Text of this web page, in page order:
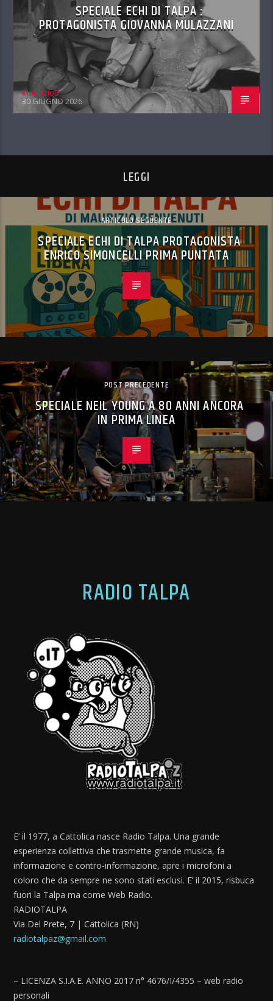
SPECIALE ECHI DI TALPA :
PROTAGONISTA GIOVANNA MULAZZANI
MaurizioB
30 GIUGNO 2026
LEGGI
ARTICOLO SEGUENTE
SPECIALE ECHI DI TALPA PROTAGONISTA
ENRICO SIMONCELLI PRIMA PUNTATA
POST PRECEDENTE
SPECIALE NEIL YOUNG A 80 ANNI ANCORA
IN PRIMA LINEA
RADIO TALPA
E’ il 1977, a Cattolica nasce Radio Talpa. Una grande
esperienza collettiva che trasmette grande musica, fa
informazione e contro-informazione, apre i microfoni a
coloro che da sempre ne sono stati esclusi. E’ il 2015, risbuca
fuori la Talpa ma come Web Radio.
RADIOTALPA
Via Del Prete, 7 | Cattolica (RN)
radiotalpaz@gmail.com
– LICENZA S.I.A.E. ANNO 2017 n° 4676/I/4355 – web radio
personali